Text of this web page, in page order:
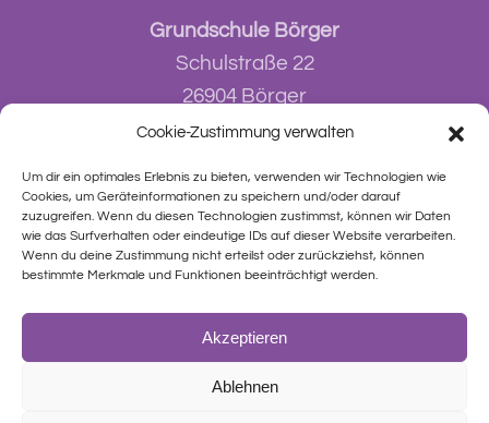
Cookie-Zustimmung verwalten
Um dir ein optimales Erlebnis zu bieten, verwenden wir Technologien wie
Cookies, um Geräteinformationen zu speichern und/oder darauf
zuzugreifen. Wenn du diesen Technologien zustimmst, können wir Daten
wie das Surfverhalten oder eindeutige IDs auf dieser Website verarbeiten.
Wenn du deine Zustimmung nicht erteilst oder zurückziehst, können
bestimmte Merkmale und Funktionen beeinträchtigt werden.
Akzeptieren
Ablehnen
Grundschule Börger
Schulstraße 22
26904 Börger
E-Mail:info@grundschule-boerger.de
Tel.:05953 / 94 874-10
Fax:05953 / 94 874-18